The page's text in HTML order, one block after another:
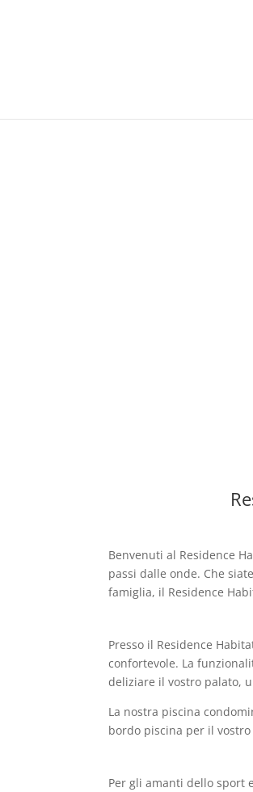
Benvenuti al Residence
passi dalle onde. Che
famiglia, il Residence
Presso il Residence
confortevole. La
deliziare il vostro palato,
La nostra piscina
bordo piscina per il
Per gli amanti dello